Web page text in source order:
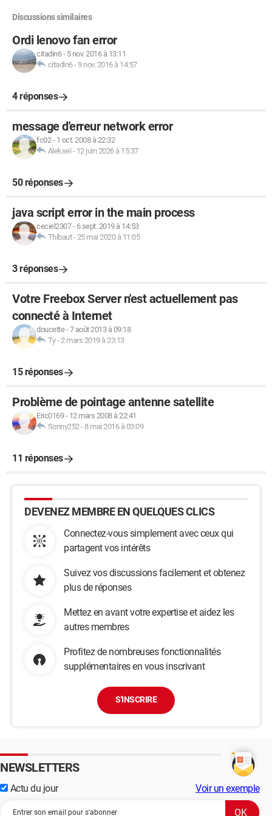
Discussions similaires
Ordi lenovo fan error
citadin6- 5 nov. 2016 à 13:11
citadin6-9 nov. 2016 à 14:57
4 réponses
message d'erreur network error
fc02- 1 oct. 2008 à 22:32
Alekseï- 12 juin 2026 à 15:37
50 réponses
java script error in the main process
ceciel2307- 6 sept. 2019 à 14:53
Thibaut-25 mai 2020 à 11:05
3 réponses
Votre Freebox Server n'est actuellement pas
connecté à Internet
doucette-7 août 2013 à 09:18
Ty-2 mars 2019 à 23:13
15 réponses
Problème de pointage antenne satellite
Eric0169- 12 mars 2008 à 22:41
Sonny252- 8 mai 2016 à 03:09
11 réponses
DEVENEZ MEMBRE EN QUELQUES CLICS
Connectez-vous simplement avec ceux qui
partagent vos intérêts
Suivez vos discussions facilement et obtenez
plus de réponses
Mettez en avant votre expertise et aidez les
autres membres
Profitez de nombreuses fonctionnalités
supplémentaires en vous inscrivant
S'INSCRIRE
NEWSLETTERS
Actu du jour Voir un exemple